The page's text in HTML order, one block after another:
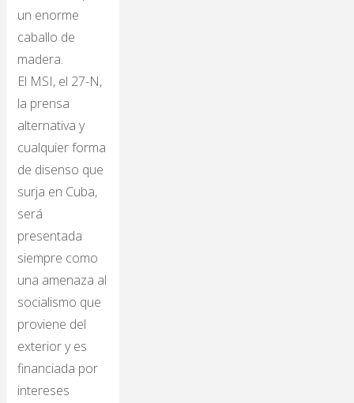
un enorme
caballo de
madera.
El MSI, el 27-N,
la prensa
alternativa y
cualquier forma
de disenso que
surja en Cuba,
será
presentada
siempre como
una amenaza al
socialismo que
proviene del
exterior y es
financiada por
intereses